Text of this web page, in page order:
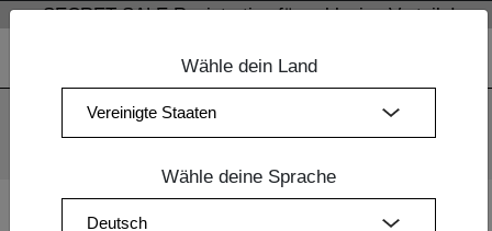
Wir verwenden Cookies. Mit der weiteren Nutzung unserer
SECRET SALE Registration für exklusive Vorteile!
Wähle dein Land
Wähle deine Sprache